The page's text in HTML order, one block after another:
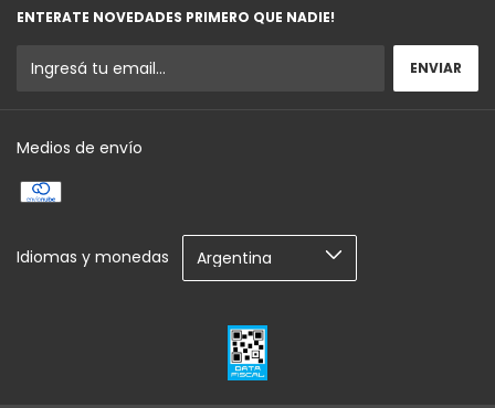
ENTERATE NOVEDADES PRIMERO QUE NADIE!
Medios de envío
Idiomas y monedas